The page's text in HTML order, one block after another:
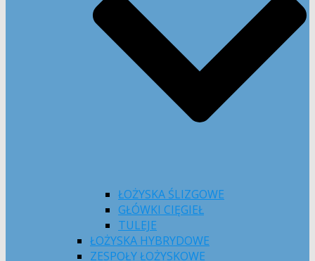
ŁOŻYSKA ŚLIZGOWE
GŁÓWKI CIĘGIEŁ
TULEJE
ŁOŻYSKA HYBRYDOWE
ZESPOŁY ŁOŻYSKOWE